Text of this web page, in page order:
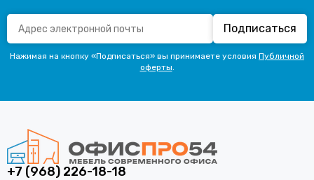
Подписаться
Нажимая на кнопку «Подписаться» вы принимаете условия Публичной
оферты.
+7 (968) 226-18-18